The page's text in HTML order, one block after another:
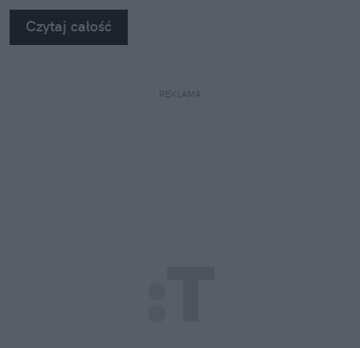
na własne oczy zobaczyć, jak profesjonaliści radzą
sobie z takimi uszkodzeniami.
Czytaj całość
REKLAMA